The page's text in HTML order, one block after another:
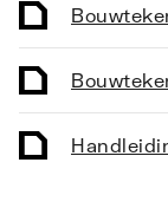
Vorm collector
Opstelling
Stralingsbuis